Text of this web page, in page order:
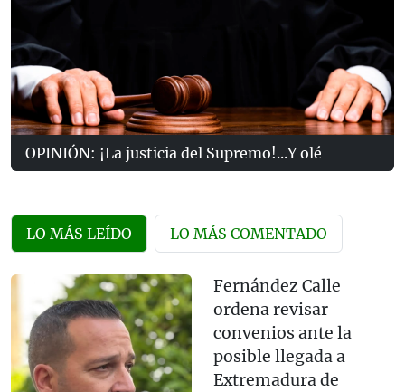
OPINIÓN: ¡La justicia del Supremo!...Y olé
LO MÁS LEÍDO LO MÁS COMENTADO
Fernández Calle
ordena revisar
convenios ante la
posible llegada a
Extremadura de